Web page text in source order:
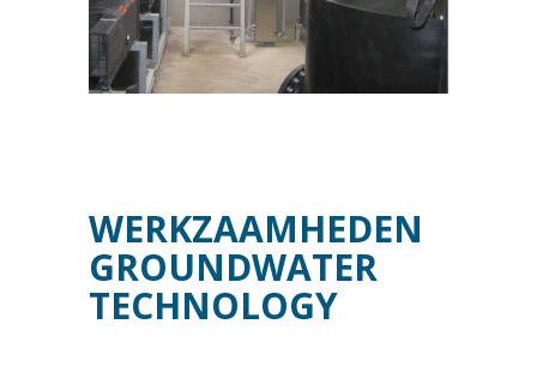
WERKZAAMHEDEN
GROUNDWATER
TECHNOLOGY